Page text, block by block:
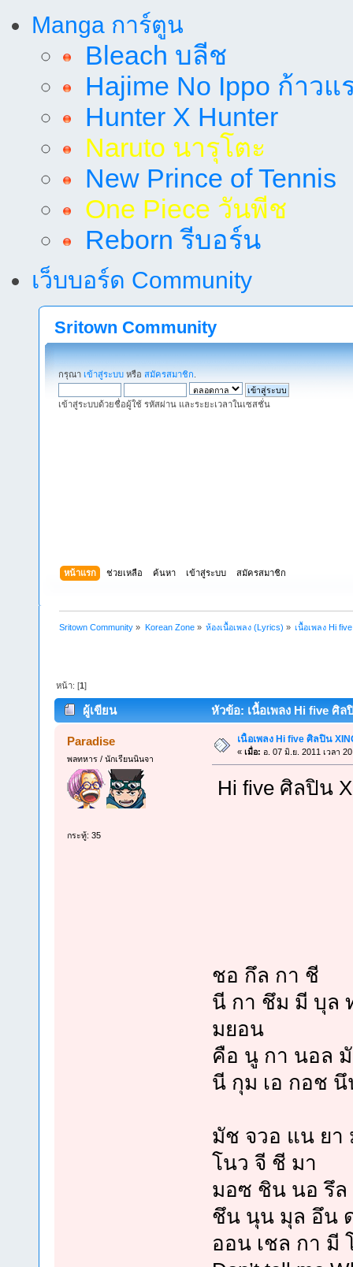
Manga การ์ตูน
Bleach บลีช
Hajime No Ippo ก้าวแ
Hunter X Hunter
Naruto นารุโตะ
New Prince of Tennis
One Piece วันพีช
Reborn รีบอร์น
เว็บบอร์ด Community
Sritown Community
กรุณา เข้าสู่ระบบ หรือ สมัครสมาชิก
เข้าสู่ระบบด้วยชื่อผู้ใช้ รหัสผ่าน และระยะเวลาในเซสชั่น
หน้าแรก ช่วยเหลือ ค้นหา เข้าสู่ระบบ สมัครสมาชิก
Sritown Community » Korean Zone» ห้องเนื้อเพลง (Lyrics) » เนื้อเพลง Hi
หน้า: [1]
ผู้เขียน หัวข้อ: เนื้อเพลง Hi five ศิล
Paradise
พลทหาร / นักเรียนนินจา
กระทู้: 35
เนื้อเพลง Hi five ศิลปิน
« เมื่อ: อ. 07 มิ.ย. 2011 เวลา
Hi five ศิลปิน
ชอ กึล กา ชี
นี กา ชึม มี บุล
มยอน
คือ นู กา นอล
นี กุม เอ กอช
มัช จวอ แน ยา
โนว จี ชี มา
มอซ ชิน นอ รึล
ชึน นุน มุล อึน
ออน เชล กา มี